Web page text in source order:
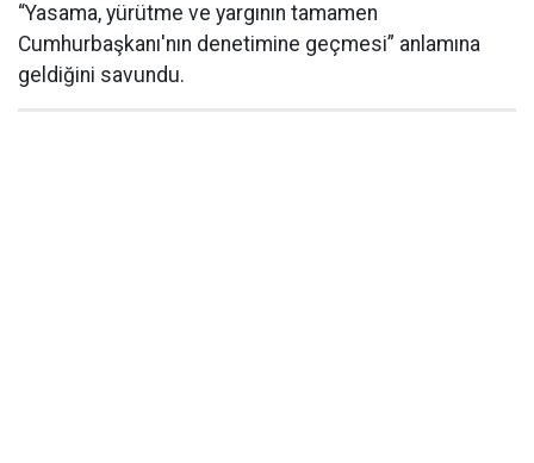
“Yasama, yürütme ve yargının tamamen
Cumhurbaşkanı'nın denetimine geçmesi” anlamına
geldiğini savundu.